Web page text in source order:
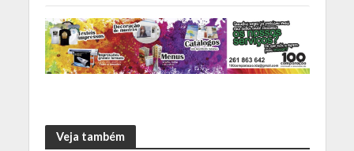
Veja também